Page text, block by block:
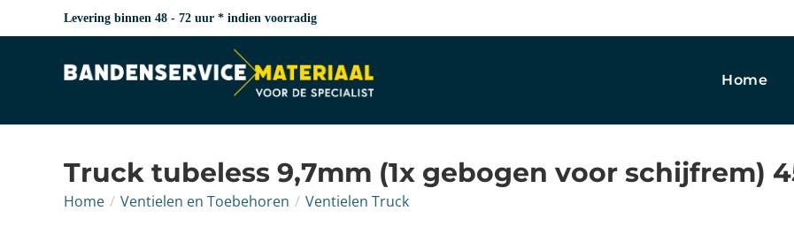
Levering binnen 48 - 72 uur * indien voorradig
Home
Truck tubeless 9,7mm (1x gebogen voor schijfrem)
Home / Ventielen en Toebehoren / Ventielen Truck